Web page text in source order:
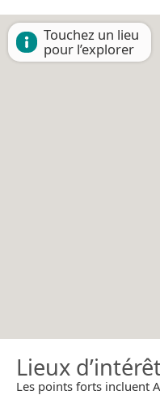
Touchez un lieu
pour l’explorer
Lieux
Les points forts incluent